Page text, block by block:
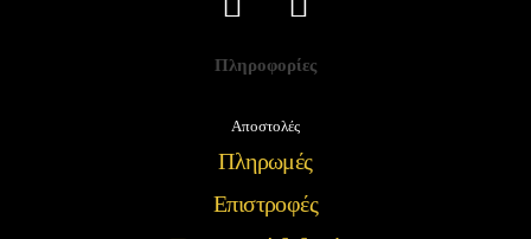
Πληροφορίες
Αποστολές
Πληρωμές
Επιστροφές